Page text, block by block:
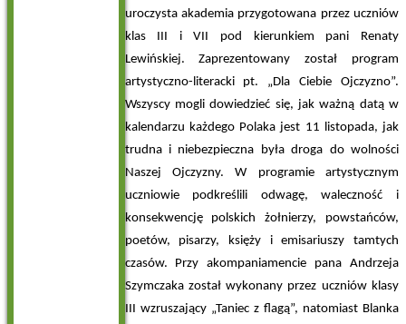
uroczysta akademia przygotowana przez uczniów
klas III i VII pod kierunkiem pani Renaty
Lewińskiej. Zaprezentowany został program
artystyczno-literacki pt. „Dla Ciebie Ojczyzno”.
Wszyscy mogli dowiedzieć się, jak ważną datą w
kalendarzu każdego Polaka jest 11 listopada, jak
trudna i niebezpieczna była droga do wolności
Naszej Ojczyzny. W programie artystycznym
uczniowie podkreślili odwagę, waleczność i
konsekwencję polskich żołnierzy, powstańców,
poetów, pisarzy, księży i emisariuszy tamtych
czasów. Przy akompaniamencie pana Andrzeja
Szymczaka został wykonany przez uczniów klasy
III wzruszający „Taniec z flagą”, natomiast Blanka